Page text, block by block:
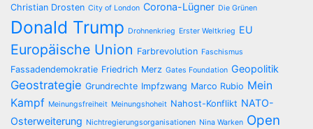
Christian Drosten City of London Corona-Lügner Die Grünen
Donald Trump Drohnenkrieg Erster Weltkrieg EU
Europäische Union Farbrevolution Faschismus
Fassadendemokratie Friedrich Merz Gates Foundation Geopolitik
Geostrategie Grundrechte Impfzwang Marco Rubio Mein
Kampf Meinungsfreiheit Meinungshoheit Nahost-Konflikt NATO-
Osterweiterung Nichtregierungsorganisationen Nina Warken Open